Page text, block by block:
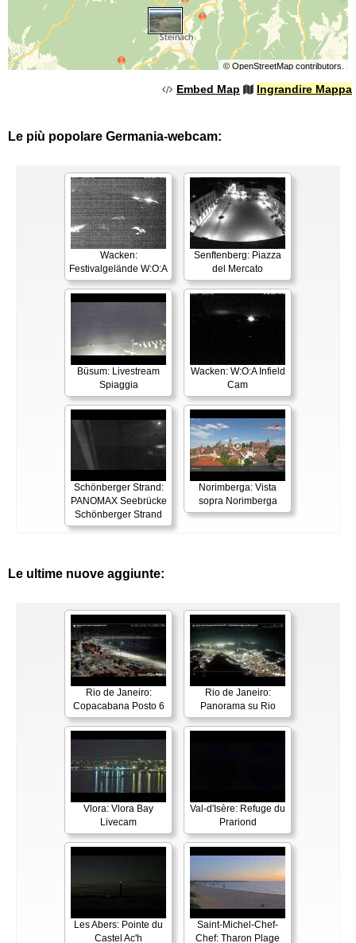
© OpenStreetMapcontributors.
Embed Map Ingrandire Mappa
Le più popolare Germania-webcam:
Wacken:
Festivalgelände W:O:A
Senftenberg: Piazza
del Mercato
Büsum: Livestream
Spiaggia
Wacken: W:O:A Infield
Cam
Schönberger Strand:
PANOMAX Seebrücke
Schönberger Strand
Norimberga: Vista
sopra Norimberga
Le ultime nuove aggiunte:
Rio de Janeiro:
Copacabana Posto 6
Rio de Janeiro:
Panorama su Rio
Vlora: Vlora Bay
Livecam
Val-d'Isère: Refuge du
Prariond
Les Abers: Pointe du
Castel Ac'h
Saint-Michel-Chef-
Chef: Tharon Plage